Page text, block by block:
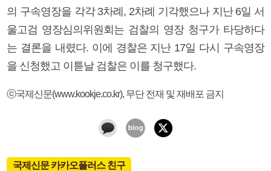
의 구속영장을 각각 3차례, 2차례 기각했으나 지난 6일 서
울고검 영장심의위원회는 검찰의 영장 청구가 타당하다
는 결론을 내렸다. 이에 경찰은 지난 17일 다시 구속영장
을 신청했고 이튿날 검찰은 이를 청구했다.
ⓒ국제신문(www.kookje.co.kr), 무단 전재 및 재배포 금지
국제신문 카카오플러스 친구